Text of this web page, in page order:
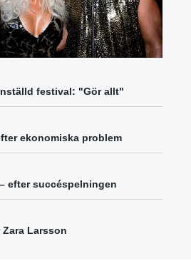
festival: "Gör allt"
ekonomiska problem
efter succéspelningen
Zara Larsson